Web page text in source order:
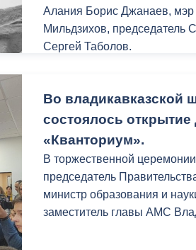
Алания Борис Джанаев, мэр
Мильдзихов, председатель
Сергей Таболов.
страшнейших природных
ледника Кола в
человек: местные жители,
съемочная группа Сергея
погибшими в Кармадонском
106 до сих пор числятся
Во владикавказской
состоялось открытие
«Кванториум».
В торжественной
председатель
министр образования и
заместитель главы АМС